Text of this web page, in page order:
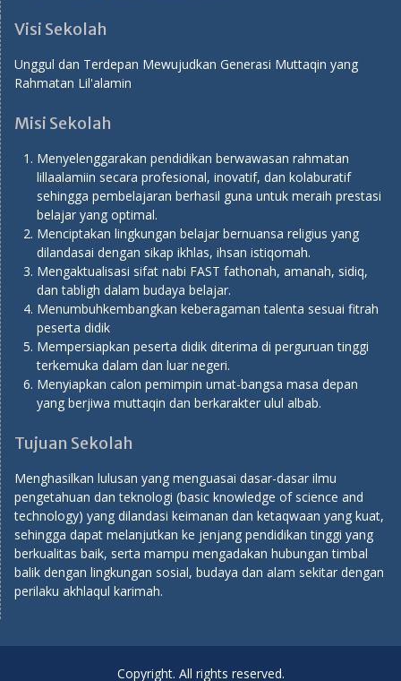
Visi Sekolah
Unggul dan Terdepan Mewujudkan Generasi Muttaqin yang
Rahmatan Lil'alamin
Misi Sekolah
Menyelenggarakan pendidikan berwawasan rahmatan
lillaalamiin secara profesional, inovatif, dan kolaburatif
sehingga pembelajaran berhasil guna untuk meraih prestasi
belajar yang optimal.
Menciptakan lingkungan belajar bernuansa religius yang
dilandasai dengan sikap ikhlas, ihsan istiqomah.
Mengaktualisasi sifat nabi FAST fathonah, amanah, sidiq,
dan tabligh dalam budaya belajar.
Menumbuhkembangkan keberagaman talenta sesuai fitrah
peserta didik
Mempersiapkan peserta didik diterima di perguruan tinggi
terkemuka dalam dan luar negeri.
Menyiapkan calon pemimpin umat-bangsa masa depan
yang berjiwa muttaqin dan berkarakter ulul albab.
Tujuan Sekolah
Menghasilkan lulusan yang menguasai dasar-dasar ilmu
pengetahuan dan teknologi (basic knowledge of science and
technology) yang dilandasi keimanan dan ketaqwaan yang kuat,
sehingga dapat melanjutkan ke jenjang pendidikan tinggi yang
berkualitas baik, serta mampu mengadakan hubungan timbal
balik dengan lingkungan sosial, budaya dan alam sekitar dengan
perilaku akhlaqul karimah.
Copyright. All rights reserved.